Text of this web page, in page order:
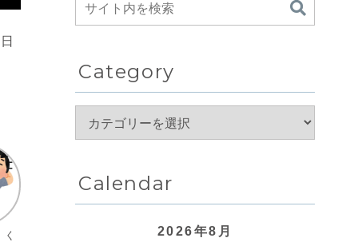
Category
Calendar
2026年8月